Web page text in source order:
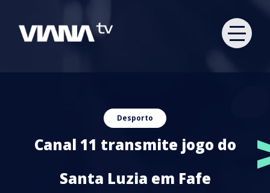
Desporto
Canal 11 transmite jogo do
Santa Luzia em Fafe